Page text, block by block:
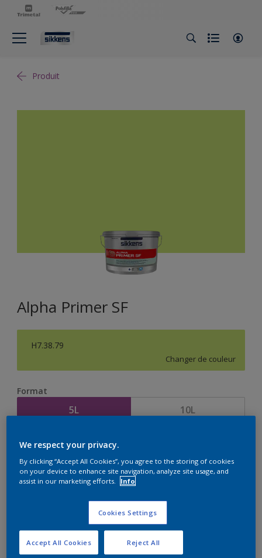
Produit
Alpha Primer SF
H7.38.79
Changer de couleur
Format
5L 10L
Quantité Calculateur de peinture
Calculer
Ajouter à la liste d’achats
We respect your privacy.
By clicking “Accept All Cookies”, you agree to the storing of cookies
on your device to enhance site navigation, analyze site usage, and
assist in our marketing efforts.
Info
Cookies Settings
Reject All
Accept All Cookies